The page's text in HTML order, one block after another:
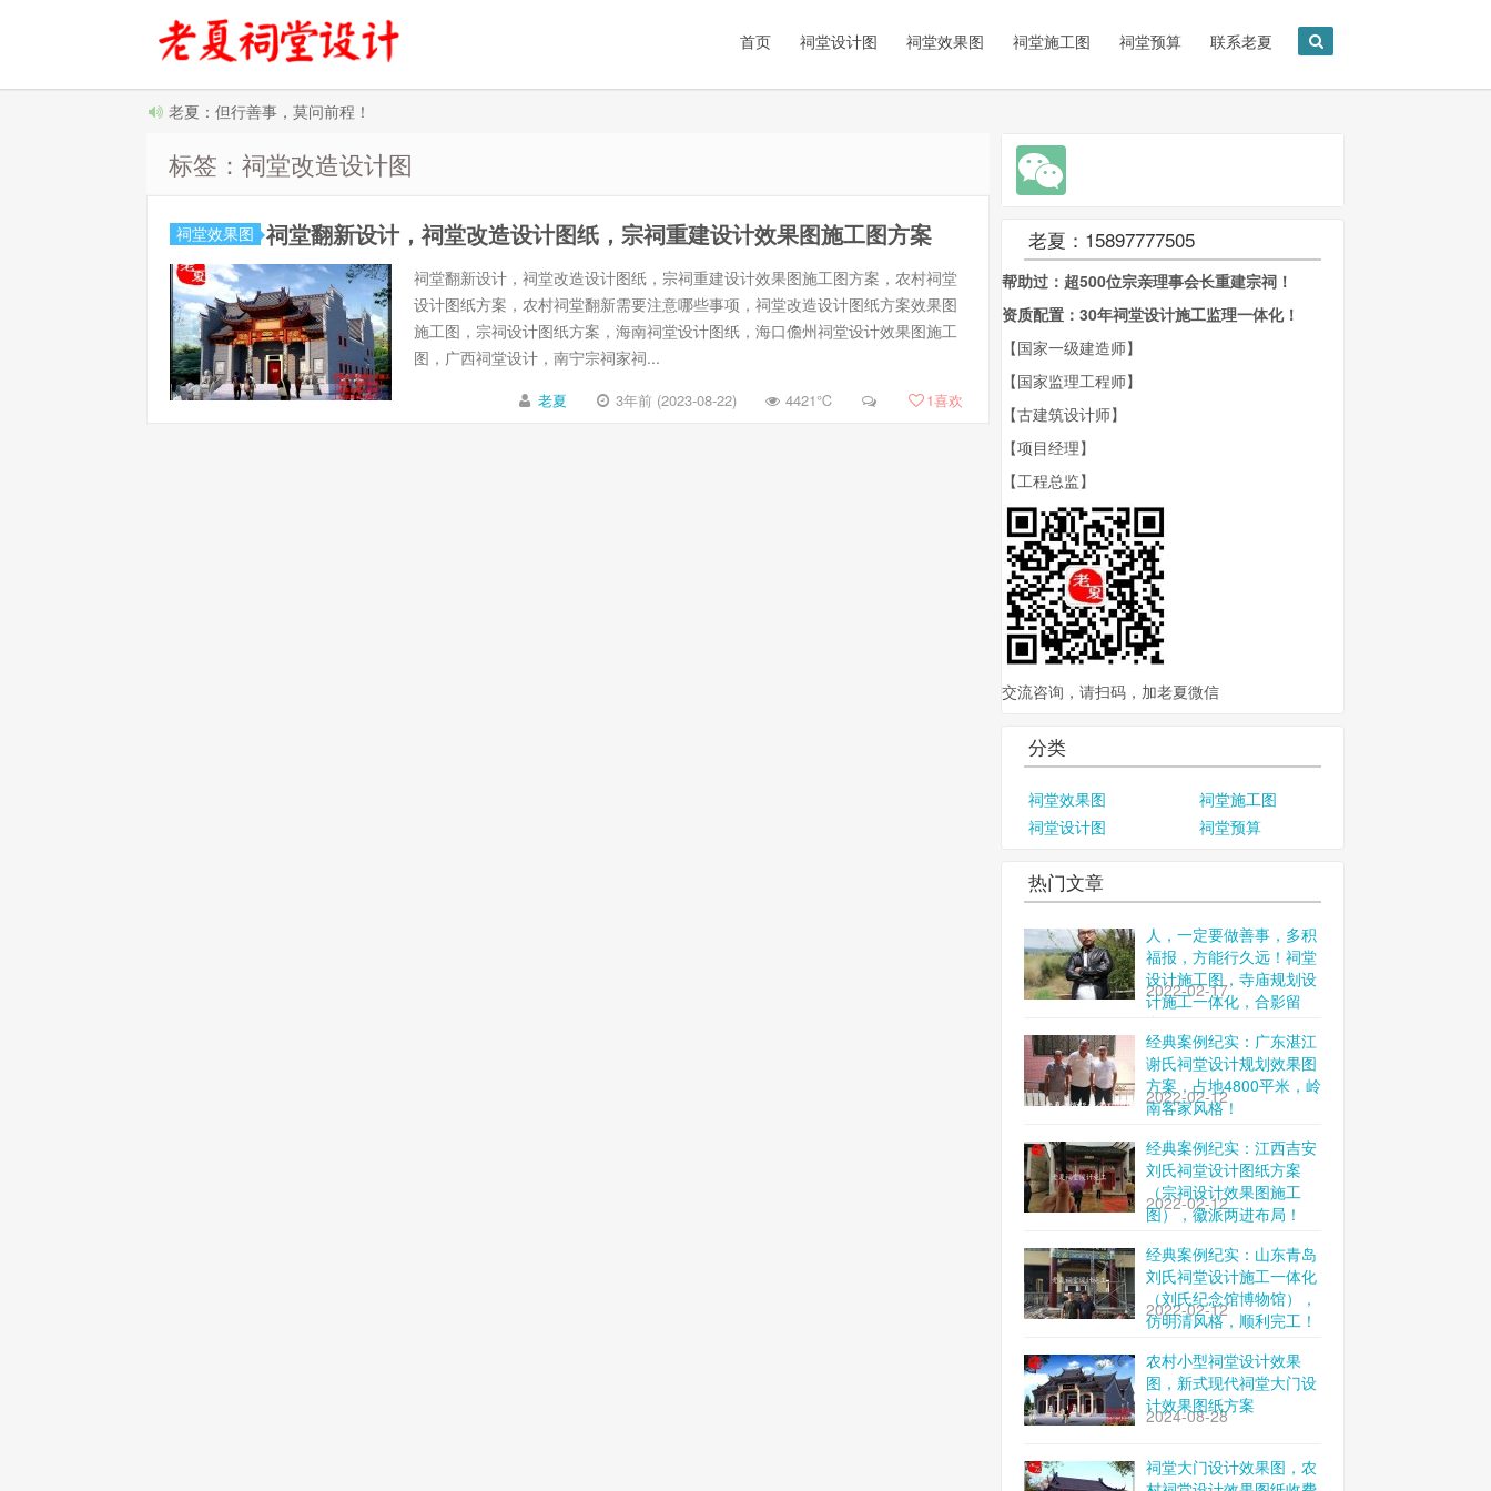
首页 祠堂设计图 祠堂效果图 祠堂施工图 祠堂预算 联系老夏
老夏：但行善事，莫问前程！
标签：祠堂改造设计图
祠堂效果图 祠堂翻新设计，祠堂改造设计图纸，宗祠重建设计效果图施工图方案
祠堂翻新设计，祠堂改造设计图纸，宗祠重建设计效果图施工图方案，农村祠堂
设计图纸方案，农村祠堂翻新需要注意哪些事项，祠堂改造设计图纸方案效果图
施工图，宗祠设计图纸方案，海南祠堂设计图纸，海口儋州祠堂设计效果图施工
图，广西祠堂设计，南宁宗祠家祠...
老夏 3年前 (2023-08-22) 4421℃ 1喜欢
老夏：15897777505
帮助过：超500位宗亲理事会长重建宗祠！
资质配置：30年祠堂设计施工监理一体化！
【国家一级建造师】
【国家监理工程师】
【古建筑设计师】
【项目经理】
【工程总监】
交流咨询，请扫码，加老夏微信
分类
祠堂效果图
祠堂施工图
祠堂设计图
祠堂预算
热门文章
人，一定要做善事，多积
福报，方能行久远！祠堂
设计施工图，寺庙规划设
计施工一体化，合影留
念！
2022-02-17
经典案例纪实：广东湛江
谢氏祠堂设计规划效果图
方案，占地4800平米，岭
南客家风格！
2022-02-12
经典案例纪实：江西吉安
刘氏祠堂设计图纸方案
（宗祠设计效果图施工
图），徽派两进布局！
2022-02-12
经典案例纪实：山东青岛
刘氏祠堂设计施工一体化
（刘氏纪念馆博物馆），
仿明清风格，顺利完工！
2022-02-12
农村小型祠堂设计效果
图，新式现代祠堂大门设
计效果图纸方案
2024-08-28
祠堂大门设计效果图，农